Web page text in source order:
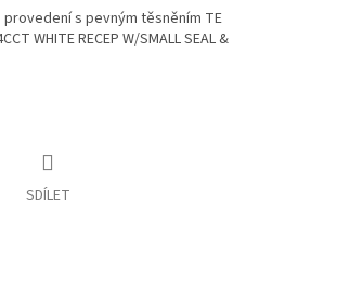
s pevným těsněním TE
WHITE RECEP W/SMALL SEAL &
SDÍLET